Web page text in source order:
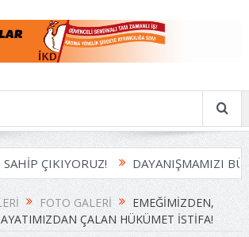
ÇIKIYORUZ! DAYANIŞMAMIZI
FOTO GALERI
EMEĞIMIZDEN,
ÇALAN HÜKÜMET ISTIFA!